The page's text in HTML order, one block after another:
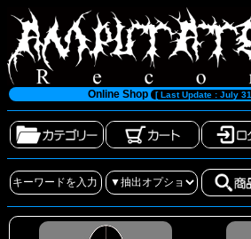
Online Shop [ Last Update : July